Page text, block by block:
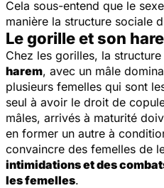
Cela sous-entend que le
manière la structure sociale
Le gorille et son
Chez les gorilles, la
harem, avec un mâle
plusieurs femelles qui sont
seul à avoir le droit de
mâles, arrivés à maturité
en former un autre à
convaincre des femelles de
intimidations et des
les femelles.